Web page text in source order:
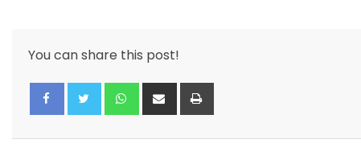
You can share this post!
Whatsapp
Share
via